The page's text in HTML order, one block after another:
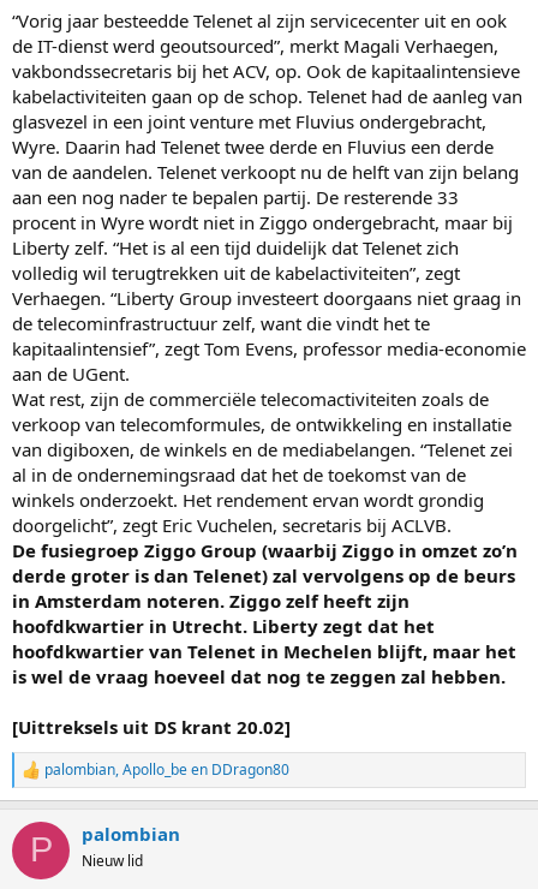
“Vorig jaar besteedde Telenet al zijn servicecenter uit en ook
de IT-dienst werd geoutsourced”, merkt Magali Verhaegen,
vakbondssecretaris bij het ACV, op. Ook de kapitaalintensieve
kabelactiviteiten gaan op de schop. Telenet had de aanleg van
glasvezel in een joint venture met Fluvius ondergebracht,
Wyre. Daarin had Telenet twee derde en Fluvius een derde
van de aandelen. Telenet verkoopt nu de helft van zijn belang
aan een nog nader te bepalen partij. De resterende 33
procent in Wyre wordt niet in Ziggo ondergebracht, maar bij
Liberty zelf. “Het is al een tijd duidelijk dat Telenet zich
volledig wil terugtrekken uit de kabelactiviteiten”, zegt
Verhaegen. “Liberty Group investeert doorgaans niet graag in
de telecominfrastructuur zelf, want die vindt het te
kapitaalintensief”, zegt Tom Evens, professor media-economie
aan de UGent.
Wat rest, zijn de commerciële telecomactiviteiten zoals de
verkoop van telecomformules, de ontwikkeling en installatie
van digiboxen, de winkels en de mediabelangen. “Telenet zei
al in de ondernemingsraad dat het de toekomst van de
winkels onderzoekt. Het rendement ervan wordt grondig
doorgelicht”, zegt Eric Vuchelen, secretaris bij ACLVB.
De fusiegroep Ziggo Group (waarbij Ziggo in omzet zo’n
derde groter is dan Telenet) zal vervolgens op de beurs
in Amsterdam noteren. Ziggo zelf heeft zijn
hoofdkwartier in Utrecht. Liberty zegt dat het
hoofdkwartier van Telenet in Mechelen blijft, maar het
is wel de vraag hoeveel dat nog te zeggen zal hebben.
[Uittreksels uit DS krant 20.02]
W
a
r
e
palombian,Apollo_been DDragon80
P palombian
Nieuw lid